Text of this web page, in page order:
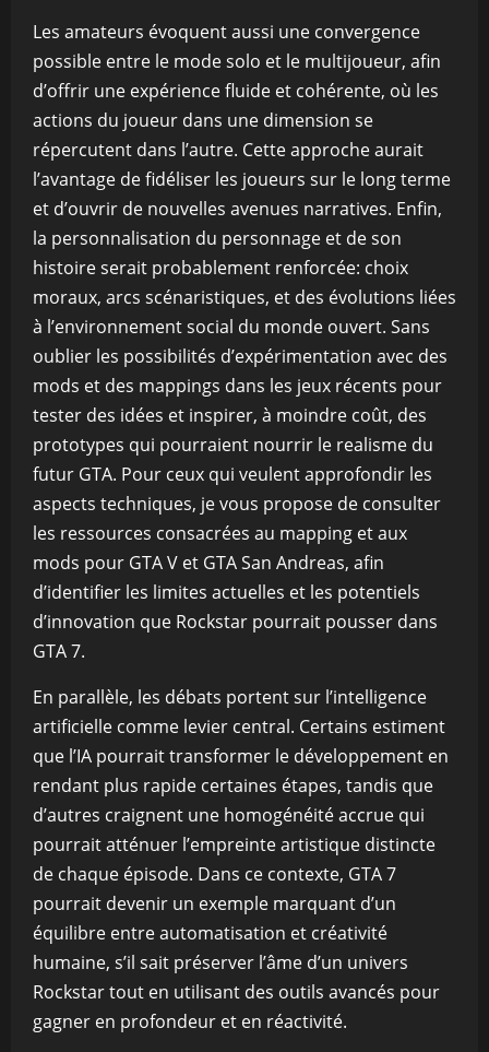
Les amateurs évoquent aussi une convergence
possible entre le mode solo et le multijoueur, afin
d’offrir une expérience fluide et cohérente, où les
actions du joueur dans une dimension se
répercutent dans l’autre. Cette approche aurait
l’avantage de fidéliser les joueurs sur le long terme
et d’ouvrir de nouvelles avenues narratives. Enfin,
la personnalisation du personnage et de son
histoire serait probablement renforcée: choix
moraux, arcs scénaristiques, et des évolutions liées
à l’environnement social du monde ouvert. Sans
oublier les possibilités d’expérimentation avec des
mods et des mappings dans les jeux récents pour
tester des idées et inspirer, à moindre coût, des
prototypes qui pourraient nourrir le realisme du
futur GTA. Pour ceux qui veulent approfondir les
aspects techniques, je vous propose de consulter
les ressources consacrées au mapping et aux
mods pour GTA V et GTA San Andreas, afin
d’identifier les limites actuelles et les potentiels
d’innovation que Rockstar pourrait pousser dans
GTA 7.
En parallèle, les débats portent sur l’intelligence
artificielle comme levier central. Certains estiment
que l’IA pourrait transformer le développement en
rendant plus rapide certaines étapes, tandis que
d’autres craignent une homogénéité accrue qui
pourrait atténuer l’empreinte artistique distincte
de chaque épisode. Dans ce contexte, GTA 7
pourrait devenir un exemple marquant d’un
équilibre entre automatisation et créativité
humaine, s’il sait préserver l’âme d’un univers
Rockstar tout en utilisant des outils avancés pour
gagner en profondeur et en réactivité.